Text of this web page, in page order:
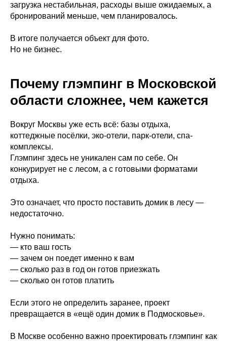
загрузка нестабильная, расходы выше ожидаемых, а
бронирований меньше, чем планировалось.
В итоге получается объект для фото.
Но не бизнес.
Почему глэмпинг в Московской
области сложнее, чем кажется
Вокруг Москвы уже есть всё: базы отдыха,
коттеджные посёлки, эко-отели, парк-отели, спа-
комплексы.
Глэмпинг здесь не уникален сам по себе. Он
конкурирует не с лесом, а с готовыми форматами
отдыха.
Это означает, что просто поставить домик в лесу —
недостаточно.
Нужно понимать:
— кто ваш гость
— зачем он поедет именно к вам
— сколько раз в год он готов приезжать
— сколько он готов платить
Если этого не определить заранее, проект
превращается в «ещё один домик в Подмосковье».
В Москве особенно важно проектировать глэмпинг как